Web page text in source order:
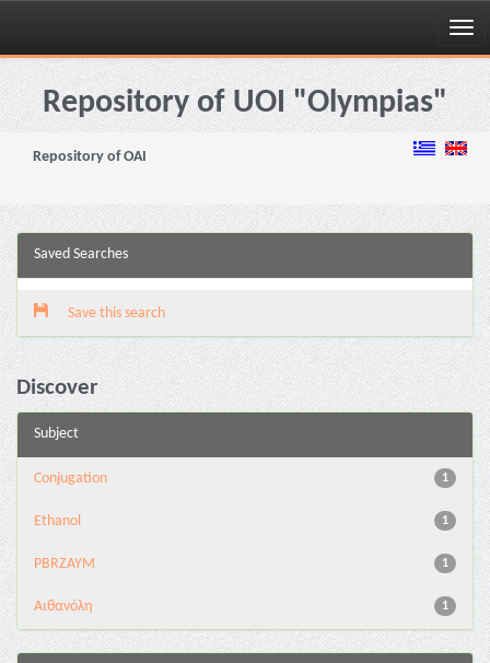
Skip
navigationRepository of UOI "Olympias"
Repository of OAI
Saved Searches
Save this search
Discover
Subject
1
Conjugation
1
Ethanol
1
PBRZAYM
1
Αιθανόλη